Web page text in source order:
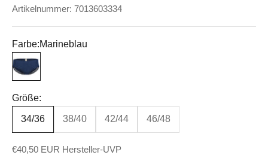
Artikelnummer: 7013603334
Farbe:Marineblau
Marineblau
Größe:
34/36 38/40 42/44 46/48
€40,50 EUR Hersteller-UVP